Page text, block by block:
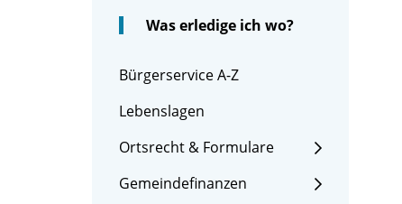
Was erledige ich wo?
Bürgerservice A-Z
Lebenslagen
Ortsrecht & Formulare
Gemeindefinanzen